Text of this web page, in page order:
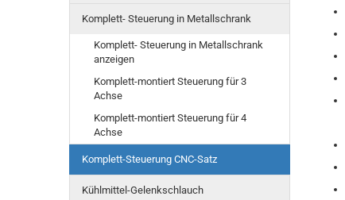
Komplett- Steuerung in Metallschrank
Komplett- Steuerung in Metallschrank
anzeigen
Komplett-montiert Steuerung für 3
Achse
Komplett-montiert Steuerung für 4
Achse
Komplett-Steuerung CNC-Satz
Kühlmittel-Gelenkschlauch